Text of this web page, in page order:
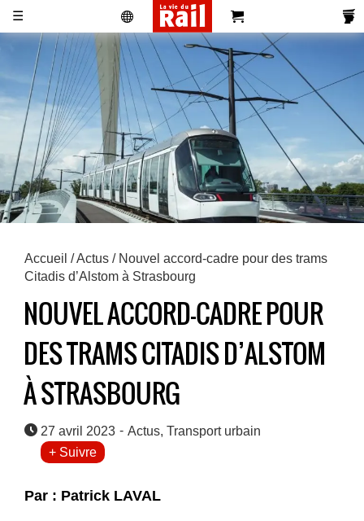
Actualités
Histoire
Associations
Magazines
Vidéos
Partenaires
Pro
Pub
&
Annonces
Newsletters
S'abonner
Se
réabonner
☰
Accueil /Actus / Nouvel accord-cadre pour des trams
Citadis d’Alstom à Strasbourg
NOUVEL ACCORD-CADRE POUR
DES TRAMS CITADIS D’ALSTOM
À STRASBOURG
27 avril 2023 - Actus, Transport urbain
+ Suivre
Par : Patrick LAVAL